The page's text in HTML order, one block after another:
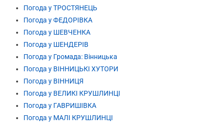
Погода у ТРОСТЯНЕЦЬ
Погода у ФЕДОРІВКА
Погода у ШЕВЧЕНКА
Погода у ШЕНДЕРІВ
Погода у Громада: Вінницька
Погода у ВІННИЦЬКІ ХУТОРИ
Погода у ВІННИЦЯ
Погода у ВЕЛИКІ КРУШЛИНЦІ
Погода у ГАВРИШІВКА
Погода у МАЛІ КРУШЛИНЦІ